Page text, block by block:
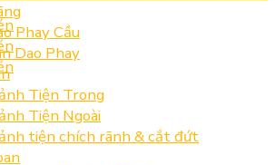
Phay Cầu
Dao Phay
Tiện Trong
Tiện Ngoài
tiện chích rãnh & cắt đứt